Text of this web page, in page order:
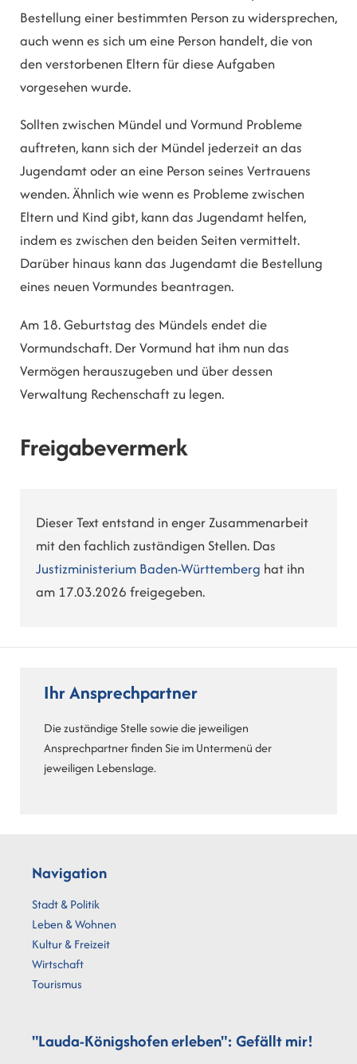
Bestellung einer bestimmten Person zu widersprechen,
auch wenn es sich um eine Person handelt, die von
den verstorbenen Eltern für diese Aufgaben
vorgesehen wurde.
Sollten zwischen Mündel und Vormund Probleme
auftreten, kann sich der Mündel jederzeit an das
Jugendamt oder an eine Person seines Vertrauens
wenden. Ähnlich wie wenn es Probleme zwischen
Eltern und Kind gibt, kann das Jugendamt helfen,
indem es zwischen den beiden Seiten vermittelt.
Darüber hinaus kann das Jugendamt die Bestellung
eines neuen Vormundes beantragen.
Am 18. Geburtstag des Mündels endet die
Vormundschaft. Der Vormund hat ihm nun das
Vermögen herauszugeben und über dessen
Verwaltung Rechenschaft zu legen.
Freigabevermerk
Dieser Text entstand in enger Zusammenarbeit
mit den fachlich zuständigen Stellen. Das
Justizministerium Baden-Württemberg hat ihn
am 17.03.2026 freigegeben.
Ihr Ansprechpartner
Die zuständige Stelle sowie die jeweiligen
Ansprechpartner finden Sie im Untermenü der
jeweiligen Lebenslage.
Navigation
Stadt & Politik
Leben & Wohnen
Kultur & Freizeit
Wirtschaft
Tourismus
"Lauda-Königshofen erleben": Gefällt mir!